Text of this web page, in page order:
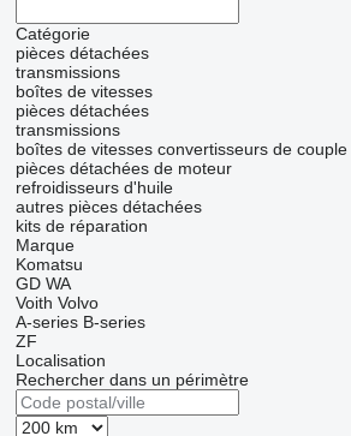
Catégorie
pièces détachées
transmissions
boîtes de vitesses
pièces détachées
transmissions
boîtes de vitesses convertisseurs de couple
pièces détachées de moteur
refroidisseurs d'huile
autres pièces détachées
kits de réparation
Marque
Komatsu
GD WA
Voith Volvo
A-series B-series
ZF
Localisation
Rechercher dans un périmètre